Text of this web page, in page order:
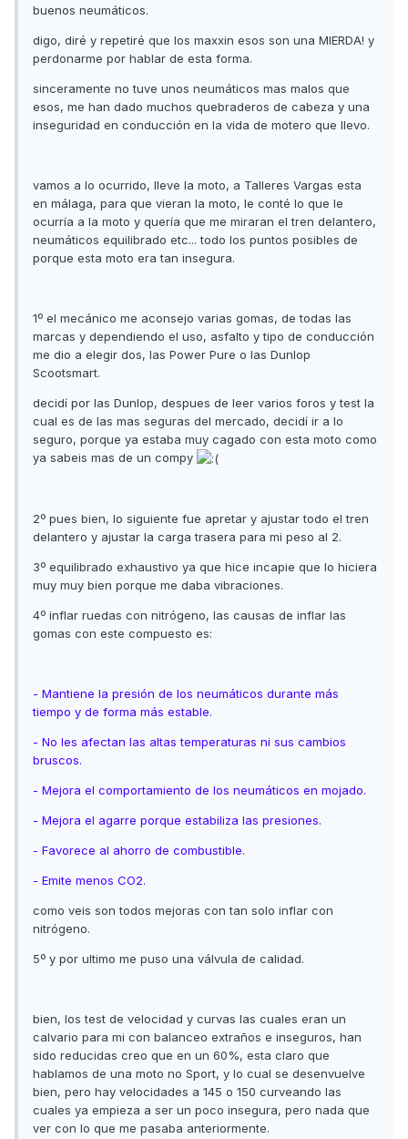
buenos neumáticos.
digo, diré y repetiré que los maxxin esos son una MIERDA! y
perdonarme por hablar de esta forma.
sinceramente no tuve unos neumáticos mas malos que
esos, me han dado muchos quebraderos de cabeza y una
inseguridad en conducción en la vida de motero que llevo.
vamos a lo ocurrido, lleve la moto, a Talleres Vargas esta
en málaga, para que vieran la moto, le conté lo que le
ocurría a la moto y quería que me miraran el tren delantero,
neumáticos equilibrado etc... todo los puntos posibles de
porque esta moto era tan insegura.
1º el mecánico me aconsejo varias gomas, de todas las
marcas y dependiendo el uso, asfalto y tipo de conducción
me dio a elegir dos, las Power Pure o las Dunlop
Scootsmart.
decidí por las Dunlop, despues de leer varios foros y test la
cual es de las mas seguras del mercado, decidí ir a lo
seguro, porque ya estaba muy cagado con esta moto como
ya sabeis mas de un compy
2º pues bien, lo siguiente fue apretar y ajustar todo el tren
delantero y ajustar la carga trasera para mi peso al 2.
3º equilibrado exhaustivo ya que hice incapie que lo hiciera
muy muy bien porque me daba vibraciones.
4º inflar ruedas con nitrógeno, las causas de inflar las
gomas con este compuesto es:
- Mantiene la presión de los neumáticos durante más
tiempo y de forma más estable.
- No les afectan las altas temperaturas ni sus cambios
bruscos.
- Mejora el comportamiento de los neumáticos en mojado.
- Mejora el agarre porque estabiliza las presiones.
- Favorece al ahorro de combustible.
- Emite menos CO2.
como veis son todos mejoras con tan solo inflar con
nitrógeno.
5º y por ultimo me puso una válvula de calidad.
bien, los test de velocidad y curvas las cuales eran un
calvario para mi con balanceo extraños e inseguros, han
sido reducidas creo que en un 60%, esta claro que
hablamos de una moto no Sport, y lo cual se desenvuelve
bien, pero hay velocidades a 145 o 150 curveando las
cuales ya empieza a ser un poco insegura, pero nada que
ver con lo que me pasaba anteriormente.